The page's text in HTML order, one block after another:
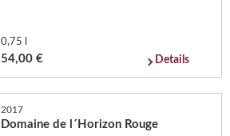
0,75 l
54,00 € Details
2017
Domaine de l´Horizon Rouge